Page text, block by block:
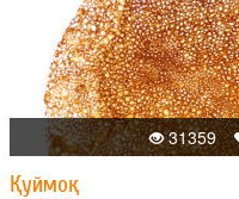
31359
Қуймоқ